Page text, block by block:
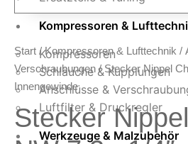
Kompressoren &
Kompressoren
Schläuche & Kupplungen
Anschlüsse &
Luftfilter & Druckregler
Werkzeuge & Malzubehör
Start /Kompressoren & Lufttechnik /
Verschraubungen/ Stecker Nippel
Innengewinde
Stecker